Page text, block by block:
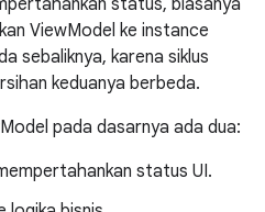
status, biasanya
ViewModel ke instance
sebaliknya, karena siklus
keduanya berbeda.
pada dasarnya ada dua:
status UI.